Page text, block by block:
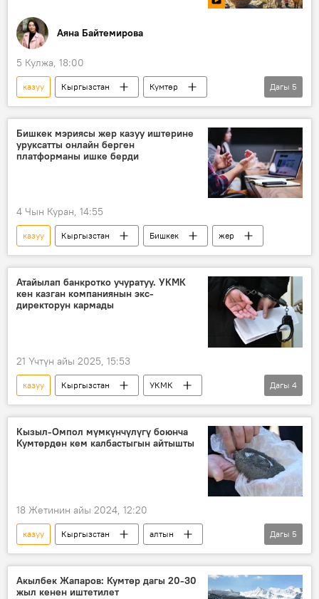
Аяна Байтемирова
5 Кулжа, 18:00
казуу Кыргызстан
Кумтөр
алтын
кен
жашоо
тамак-аш
Видео
Дагы 5
Бишкек мэриясы жер казуу иштерине
уруксатты онлайн берген
платформаны ишке берди
4 Чын Куран, 14:55
казуу Кыргызстан Бишкек жер
Атайылап банкротко учуратуу. УКМК
кен казган компаниянын экс-
директорун кармады
21 Үчтүн айы 2025, 15:53
казуу Кыргызстан
УКМК
Талас облусу
кен
кылмыш
коррупция
Дагы 4
Кызыл-Омпол мүмкүнчүлүгү боюнча
Кумтөрдөн кем калбастыгын айтышты
18 Жетинин айы 2024, 12:20
казуу Кыргызстан
алтын
Нарынбек Сатыбалдиев
Экономика
Маалымат борбор
Дагы 5
Акылбек Жапаров: Кумтөр дагы 20-30
жыл кенен иштетилет